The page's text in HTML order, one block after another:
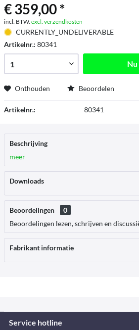
€ 359,00 *
incl. BTW. excl. verzendkosten
CURRENTLY_UNDELIVERABLE
Artikelnr.: 80341
Onthouden Beoordelen
Artikelnr.: 80341
Beschrijving
meer
Downloads
Beoordelingen
0
Beoordelingen lezen, schrijven en
Fabrikant informatie
Service hotline